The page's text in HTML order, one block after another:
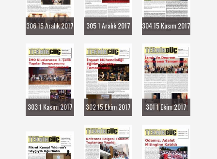
306 15 Aralık 2017 305 1 Aralık 2017 304 15 Kasım 2017
303 1 Kasım 2017 302 15 Ekim 2017 301 1 Ekim 2017